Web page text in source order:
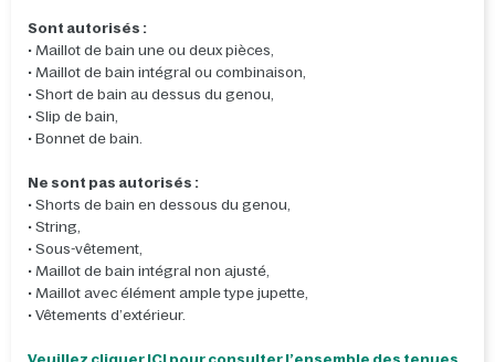
Sont autorisés :
• Maillot de bain une ou deux pièces,
• Maillot de bain intégral ou combinaison,
• Short de bain au dessus du genou,
• Slip de bain,
• Bonnet de bain.
Ne sont pas autorisés :
• Shorts de bain en dessous du genou,
• String,
• Sous-vêtement,
• Maillot de bain intégral non ajusté,
• Maillot avec élément ample type jupette,
• Vêtements d’extérieur.